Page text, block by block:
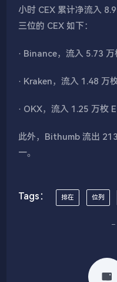
小时 CEX 累计净流入
三位的 CEX 如下：
· Binance，流入 5.73 万
· Kraken，流入 1.48 万
· OKX，流入 1.25 万枚
此外，Bithumb 流出
一。
Tags： 排在 位列
-